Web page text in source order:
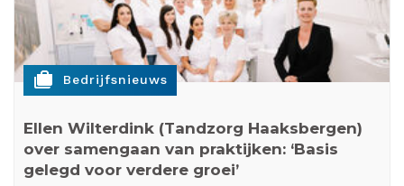
cases Bedrijfsnieuws
Ellen Wilterdink (Tandzorg Haaksbergen)
over samengaan van praktijken: ‘Basis
gelegd voor verdere groei’